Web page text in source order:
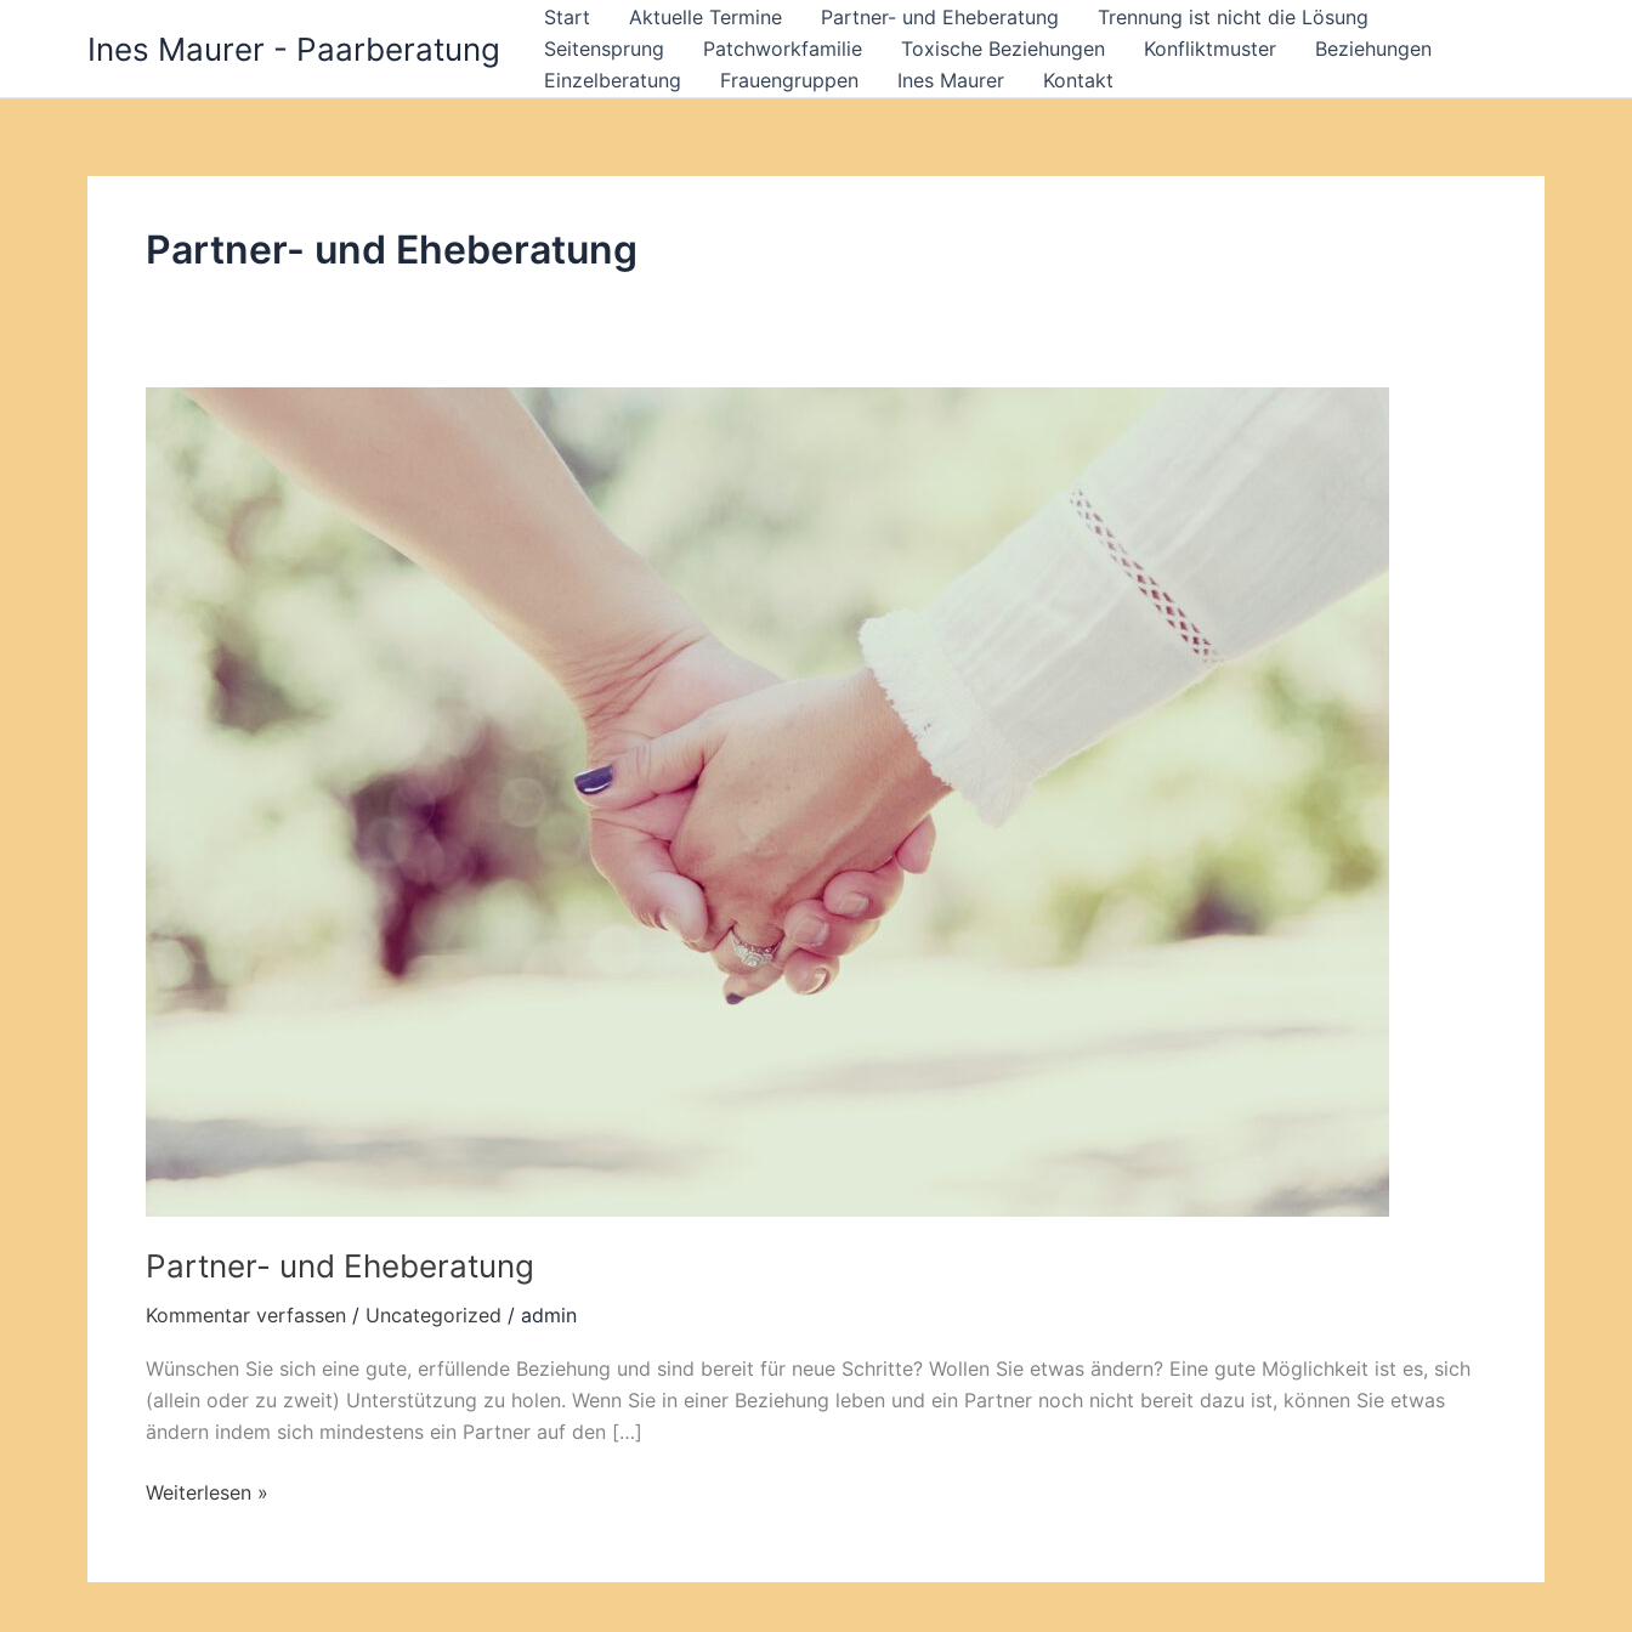
Ines Maurer - Paarberatung
Start Aktuelle Termine Partner- und Eheberatung
Trennung ist nicht die Lösung
Seitensprung
Patchworkfamilie Toxische Beziehungen Konfliktmuster
Beziehungen
Einzelberatung
Frauengruppen Ines Maurer Kontakt
Partner- und Eheberatung
Partner- und Eheberatung
Kommentar verfassen / Uncategorized / admin
Wünschen Sie sich eine gute, erfüllende Beziehung und sind bereit für neue Schritte? Wollen Sie etwas ändern? Eine gute Möglichkeit ist es, sich
(allein oder zu zweit) Unterstützung zu holen. Wenn Sie in einer Beziehung leben und ein Partner noch nicht bereit dazu ist, können Sie etwas
ändern indem sich mindestens ein Partner auf den […]
Partner-
Weiterlesen »